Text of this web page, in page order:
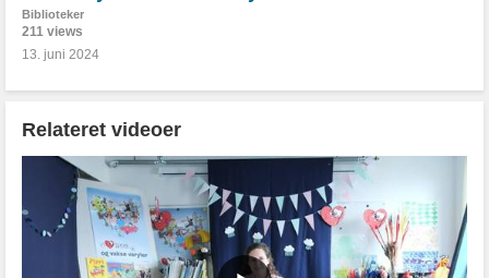
Biblioteker
211 views
13. juni 2024
Relateret videoer